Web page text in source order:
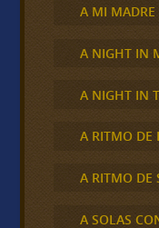
A MI MADRE
A NIGHT IN
A NIGHT IN
A RITMO DE
A RITMO DE
A SOLAS